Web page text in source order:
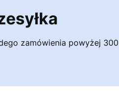
zamówienia powyżej 300